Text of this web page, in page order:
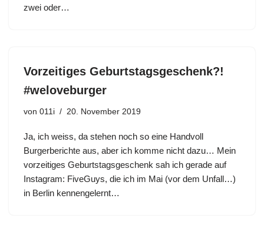
zwei oder…
Vorzeitiges Geburtstagsgeschenk?!
#weloveburger
von 011i 20. November 2019
Ja, ich weiss, da stehen noch so eine Handvoll
Burgerberichte aus, aber ich komme nicht dazu… Mein
vorzeitiges Geburtstagsgeschenk sah ich gerade auf
Instagram: FiveGuys, die ich im Mai (vor dem Unfall…)
in Berlin kennengelernt…